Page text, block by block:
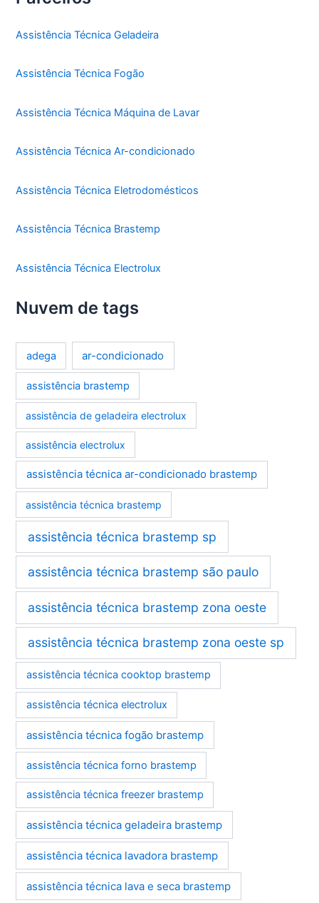
Assistência Técnica Geladeira
Assistência Técnica Fogão
Assistência Técnica Máquina de Lavar
Assistência Técnica Ar-condicionado
Assistência Técnica Eletrodomésticos
Assistência Técnica Brastemp
Assistência Técnica Electrolux
Nuvem de tags
adega ar-condicionado
assistência brastemp
assistência de geladeira electrolux
assistência electrolux
assistência técnica ar-condicionado brastemp
assistência técnica brastemp
assistência técnica brastemp sp
assistência técnica brastemp são paulo
assistência técnica brastemp zona oeste
assistência técnica brastemp zona oeste sp
assistência técnica cooktop brastemp
assistência técnica electrolux
assistência técnica fogão brastemp
assistência técnica forno brastemp
assistência técnica freezer brastemp
assistência técnica geladeira brastemp
assistência técnica lavadora brastemp
assistência técnica lava e seca brastemp